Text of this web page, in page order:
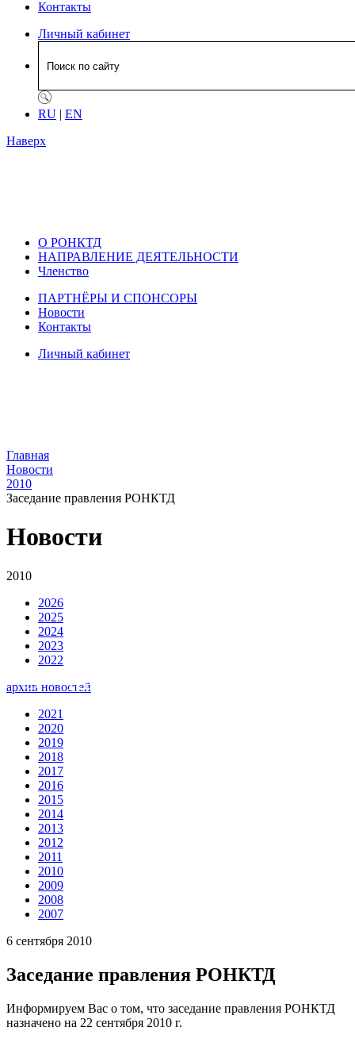
Ru
Контакты
Личный кабинет
RU | EN
Наверх
О РОНКТД
НАПРАВЛЕНИЕ ДЕЯТЕЛЬНОСТИ
Членство
ПАРТНЁРЫ И СПОНСОРЫ
Новости
Контакты
Личный кабинет
Главная
Новости
2010
Заседание правления РОНКТД
Новости
2010
2026
2025
2024
2023
2022
архив новостей
2021
2020
2019
2018
2017
2016
2015
2014
2013
2012
2011
2010
2009
2008
2007
6 сентября 2010
Заседание правления РОНКТД
Информируем Вас о том, что заседание правления РОНКТД
назначено на 22 сентября 2010 г.